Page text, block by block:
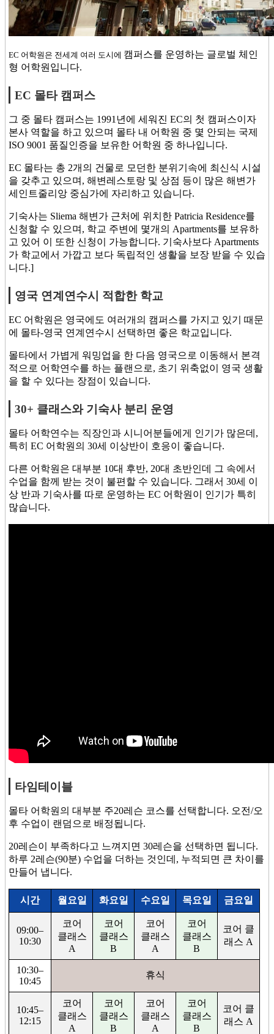
EC 어학원은 전세계 여러 도시에 캠퍼스를 운영하는 글로벌 체인
형 어학원입니다.
EC 몰타 캠퍼스
그 중 몰타 캠퍼스는 1991년에 세워진 EC의 첫 캠퍼스이자
본사 역할을 하고 있으며 몰타 내 어학원 중 몇 안되는 국제
ISO 9001 품질인증을 보유한 어학원 중 하나입니다.
EC 몰타는 총 2개의 건물로 모던한 분위기속에 최신식 시설
을 갖추고 있으며, 해변레스토랑 및 상점 등이 많은 해변가
세인트줄리앙 중심가에 자리하고 있습니다.
기숙사는 Sliema 해변가 근처에 위치한 Patricia Residence를
신청할 수 있으며, 학교 주변에 몇개의 Apartments를 보유하
고 있어 이 또한 신청이 가능합니다. 기숙사보다 Apartments
가 학교에서 가깝고 보다 독립적인 생활을 보장 받을 수 있습
니다.]
영국 연계연수시 적합한 학교
EC 어학원은 영국에도 여러개의 캠퍼스를 가지고 있기 때문
에 몰타-영국 연계연수시 선택하면 좋은 학교입니다.
몰타에서 가볍게 워밍업을 한 다음 영국으로 이동해서 본격
적으로 어학연수를 하는 플랜으로, 초기 위축없이 영국 생활
을 할 수 있다는 장점이 있습니다.
30+ 클래스와 기숙사 분리 운영
몰타 어학연수는 직장인과 시니어분들에게 인기가 많은데,
특히 EC 어학원의 30세 이상반이 호응이 좋습니다.
다른 어학원은 대부분 10대 후반, 20대 초반인데 그 속에서
수업을 함께 받는 것이 불편할 수 있습니다. 그래서 30세 이
상 반과 기숙사를 따로 운영하는 EC 어학원이 인기가 특히
많습니다.
타임테이블
몰타 어학원의 대부분 주20레슨 코스를 선택합니다. 오전/오
후 수업이 랜덤으로 배정됩니다.
20레슨이 부족하다고 느껴지면 30레슨을 선택하면 됩니다.
하루 2레슨(90분) 수업을 더하는 것인데, 누적되면 큰 차이를
만들어 냅니다.
시간 월요일 화요일 수요일 목요일 금요일
09:00–
10:30
코어
클래스
A
코어
클래스
B
코어
클래스
A
코어
클래스
B
코어 클
래스 A
10:30–
10:45
휴식
10:45–
12:15
코어
클래스
A
코어
클래스
B
코어
클래스
A
코어
클래스
B
코어 클
래스 A